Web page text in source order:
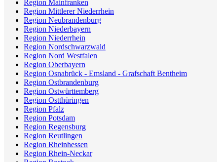
Region Mainfranken
Region Mittlerer Niederrhein
Region Neubrandenburg
Region Niederbayern
Region Niederrhein
Region Nordschwarzwald
Region Nord Westfalen
Region Oberbayern
Region Osnabrück - Emsland - Grafschaft Bentheim
Region Ostbrandenburg
Region Ostwürttemberg
Region Ostthüringen
Region Pfalz
Region Potsdam
Region Regensburg
Region Reutlingen
Region Rheinhessen
Region Rhein-Neckar